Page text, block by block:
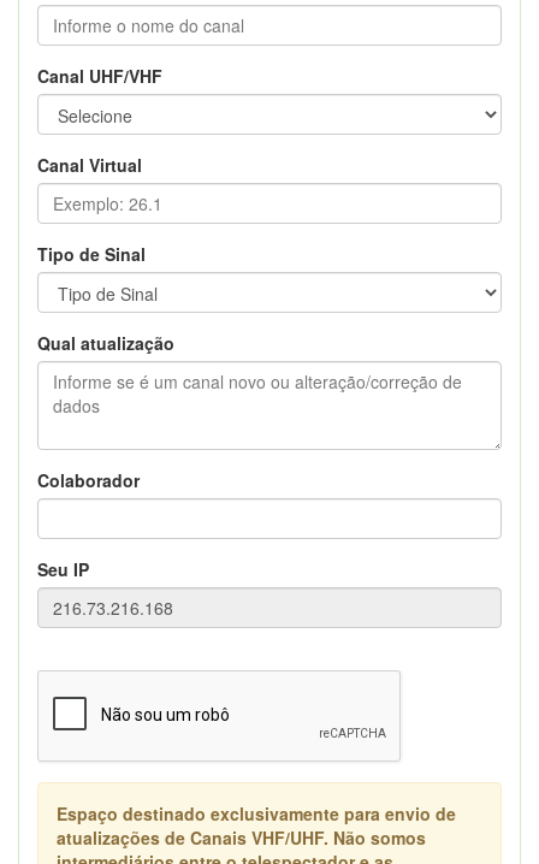
Canal UHF/VHF
Canal Virtual
Tipo de Sinal
Qual atualização
Colaborador
Seu IP
Espaço destinado exclusivamente para envio de
atualizações de Canais VHF/UHF. Não somos